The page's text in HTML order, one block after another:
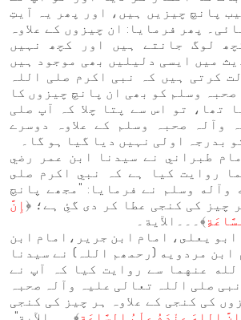
پانچ چیزیں ہیں، اور پھر یہ آیتِ
پھر فرمایا: ان چیزوں کے علاوہ
لوگ جانتے ہیں اور کچھ نہیں
میں ایسی دلیلیں بھی موجود ہیں
کرتی ہیں کہ نبی اکرم صلی اللہ
وسلم کو بھی ان پانچ چیزوں کا
تھا، تو اس سے پتا چلا کہ آپ صلی
وآلہ صحبہ وسلم کے علاوہ دوسرے
بدرجہ اولی نہیں دیا گیا ہو گا۔
طبراني نے سیدنا ابن عمر رضي
روایت کیا ہے کہ نبي اکرم صلى
وآله وسلم نے فرمایا: "مجھے پانچ
چیز کی کنجی عطا کر دی گئِ ہے؛ ﴿إِنَّ
﴾۔۔۔الآية۔
ابو يعلى، امام ابن جرير،امام ابن
ابن مردويه (رحمھم اللہ) نے سیدنا
عنهما سے روایت کیا کہ آپ نے
صلی اللہ تعالی علیہ وآلہ صحبہ
کی کنجی کے علاوہ ہر چیز کی کنجی
إِنَّ اللهَ عِنْدَهُ عِلْمُ السَّاعَةِ﴾۔۔۔الآية".